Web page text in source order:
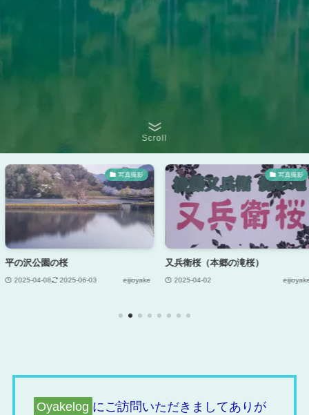
Scroll
写真撮影
06-03 eijioyake
写真撮影
又兵衛桜（本郷の滝桜）
2025-04-02 eijioyake
『播磨風土記
Oyakelog にご訪問いただきましてありが